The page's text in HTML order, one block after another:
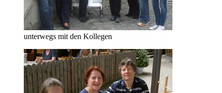
unterwegs mit den Kollegen